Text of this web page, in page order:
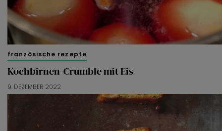
französische rezepte
Kochbirnen-Crumble mit Eis
9. DEZEMBER 2022